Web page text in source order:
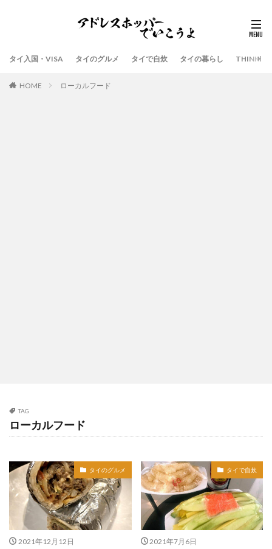
タイ入国・VISA タイのグルメ タイで自炊 タイの暮らし THINK
HOME ローカルフード
TAG
ローカルフード
タイのグルメ
2021年12月12日
タイで自炊
2021年7月6日